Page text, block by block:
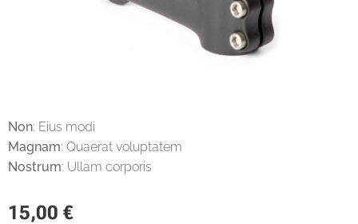
Non: Eius modi
Magnam: Quaerat voluptatem
Nostrum: Ullam corporis
15,00 €